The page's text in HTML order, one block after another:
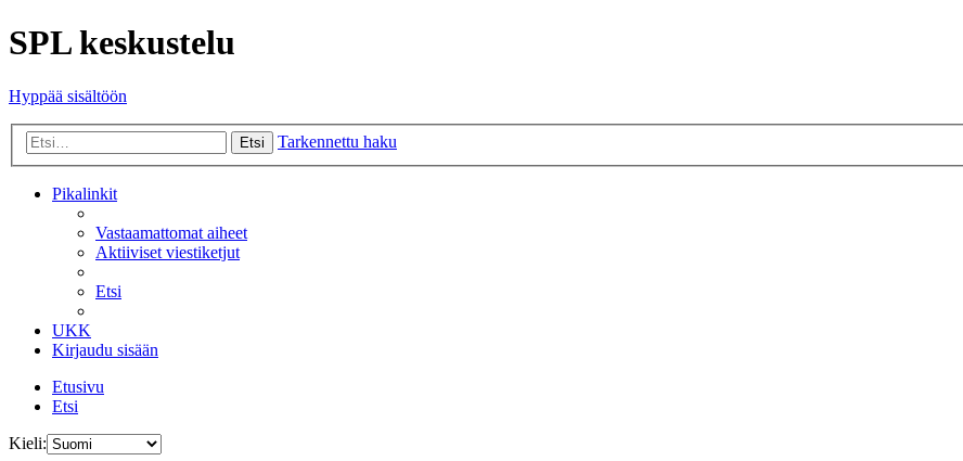
SPL keskustelu
Hyppää sisältöön
Etsi Tarkennettu haku
Pikalinkit
Vastaamattomat aiheet
Aktiiviset viestiketjut
Etsi
UKK
Kirjaudu sisään
Etusivu
Etsi
Kieli: